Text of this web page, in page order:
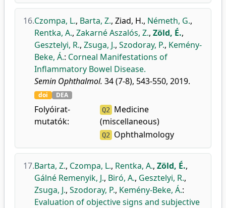
16.Czompa, L., Barta, Z., Ziad, H., Németh, G.,
Rentka, A., Zakarné Aszalós, Z., Zöld, É.,
Gesztelyi, R., Zsuga, J., Szodoray, P., Kemény-
Beke, Á.: Corneal Manifestations of
Inflammatory Bowel Disease.
Semin Ophthalmol. 34 (7-8), 543-550, 2019.
doi DEA
Folyóirat-
mutatók:
Q2
Medicine
(miscellaneous)
Q2 Ophthalmology
17.Barta, Z., Czompa, L., Rentka, A., Zöld, É.,
Gálné Remenyik, J., Biró, A., Gesztelyi, R.,
Zsuga, J., Szodoray, P., Kemény-Beke, Á.:
Evaluation of objective signs and subjective